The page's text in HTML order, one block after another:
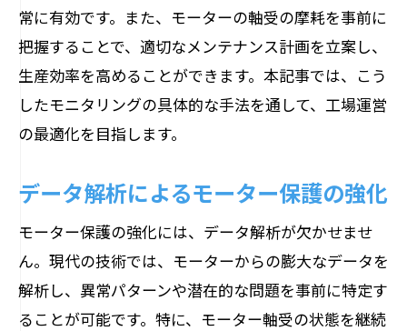
常に有効です。また、モーターの軸受の摩耗を事前に
把握することで、適切なメンテナンス計画を立案し、
生産効率を高めることができます。本記事では、こう
したモニタリングの具体的な手法を通して、工場運営
の最適化を目指します。
データ解析によるモーター保護の強化
モーター保護の強化には、データ解析が欠かせませ
ん。現代の技術では、モーターからの膨大なデータを
解析し、異常パターンや潜在的な問題を事前に特定す
ることが可能です。特に、モーター軸受の状態を継続